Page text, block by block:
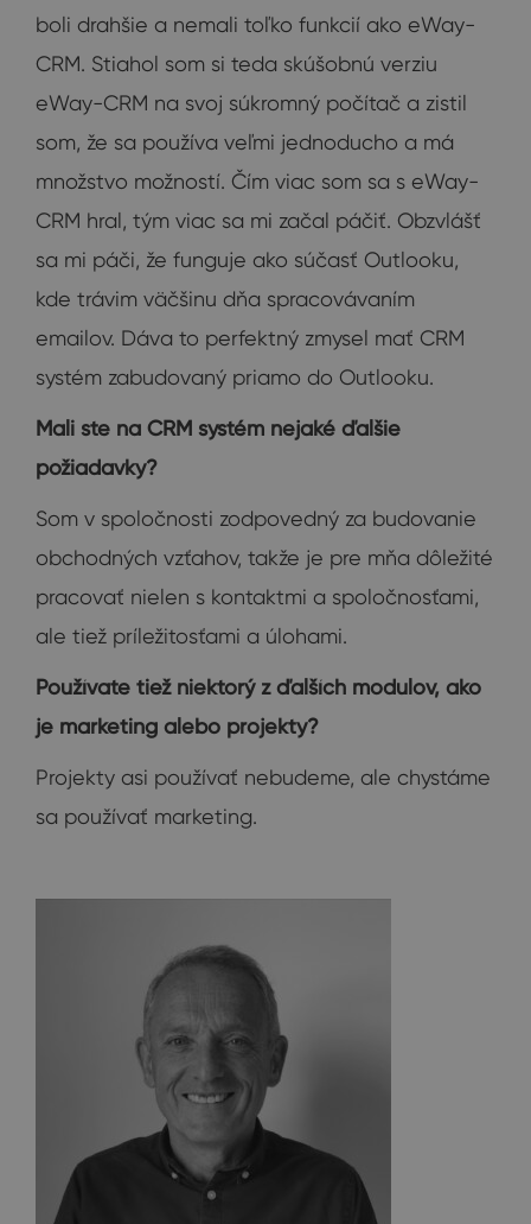
boli drahšie a nemali toľko funkcií ako eWay-
CRM. Stiahol som si teda skúšobnú verziu
eWay-CRM na svoj súkromný počítač a zistil
som, že sa používa veľmi jednoducho a má
množstvo možností. Čím viac som sa s eWay-
CRM hral, tým viac sa mi začal páčiť. Obzvlášť
sa mi páči, že funguje ako súčasť Outlooku,
kde trávim väčšinu dňa spracovávaním
emailov. Dáva to perfektný zmysel mať CRM
systém zabudovaný priamo do Outlooku.
Mali ste na CRM systém nejaké ďalšie
požiadavky?
Som v spoločnosti zodpovedný za budovanie
obchodných vzťahov, takže je pre mňa dôležité
pracovať nielen s kontaktmi a spoločnosťami,
ale tiež príležitosťami a úlohami.
Používate tiež niektorý z ďalších modulov, ako
je marketing alebo projekty?
Projekty asi používať nebudeme, ale chystáme
sa používať marketing.